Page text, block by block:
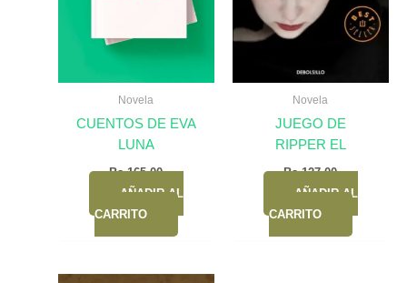
Novela
CUENTOS DE EVA
LUNA
Bs.165,00
AÑADIR AL
CARRITO
Novela
JUEGO DE
RIPPER EL
Bs.127,00
AÑADIR AL
CARRITO